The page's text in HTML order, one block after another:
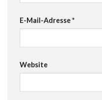
E-Mail-Adresse*
Website